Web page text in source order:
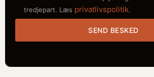
tredjepart. Læs privatlivspolitik.
SEND BESKED